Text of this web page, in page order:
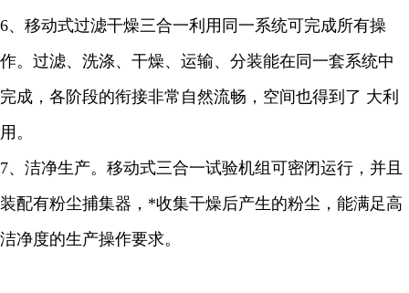
6、移动式过滤干燥三合一利用同一系统可完成所有操
作。过滤、洗涤、干燥、运输、分装能在同一套系统中
完成，各阶段的衔接非常自然流畅，空间也得到了 大利
用。
7、洁净生产。移动式三合一试验机组可密闭运行，并且
装配有粉尘捕集器，*收集干燥后产生的粉尘，能满足高
洁净度的生产操作要求。